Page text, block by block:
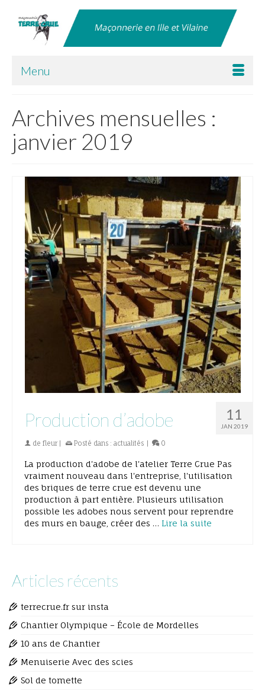
Menu
Archives mensuelles :
janvier 2019
11
JAN 2019
Production d’adobe
de fleur | Posté dans : actualités | 0
La production d'adobe de l'atelier Terre Crue Pas
vraiment nouveau dans l'entreprise, l'utilisation
des briques de terre crue est devenu une
production à part entière. Plusieurs utilisation
possible les adobes nous servent pour reprendre
des murs en bauge, créer des … Lire la suite
Articles récents
terrecrue.fr sur insta
Chantier Olympique – École de Mordelles
10 ans de Chantier
Menuiserie Avec des scies
Sol de tomette